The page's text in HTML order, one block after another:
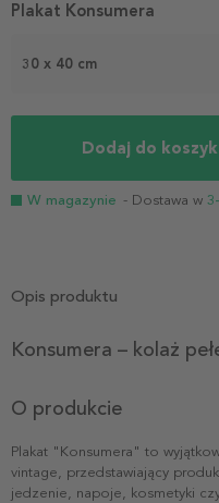
1
30 x 40 cm
Dodaj do
W magazynie - Dostawa w
Plakat Konsumera
Opis produktu
Konsumera – kolaż
O produkcie
Plakat "Konsumera" to
vintage, przedstawiający
jedzenie, napoje, kosmetyki